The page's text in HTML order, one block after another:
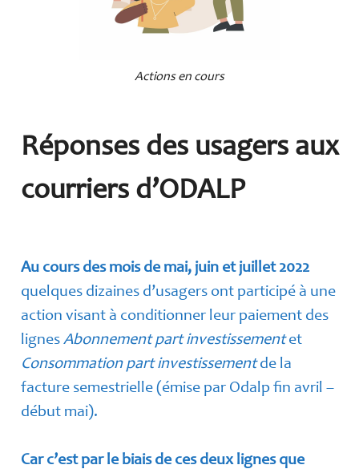
Actions en cours
Réponses des usagers aux
courriers d’ODALP
Au cours des mois de mai, juin et juillet 2022
quelques dizaines d’usagers ont participé à une
action visant à conditionner leur paiement des
lignes Abonnement part investissementet
Consommation part investissementde la
facture semestrielle (émise par Odalp fin avril –
début mai).
Car c’est par le biais de ces deux lignes que